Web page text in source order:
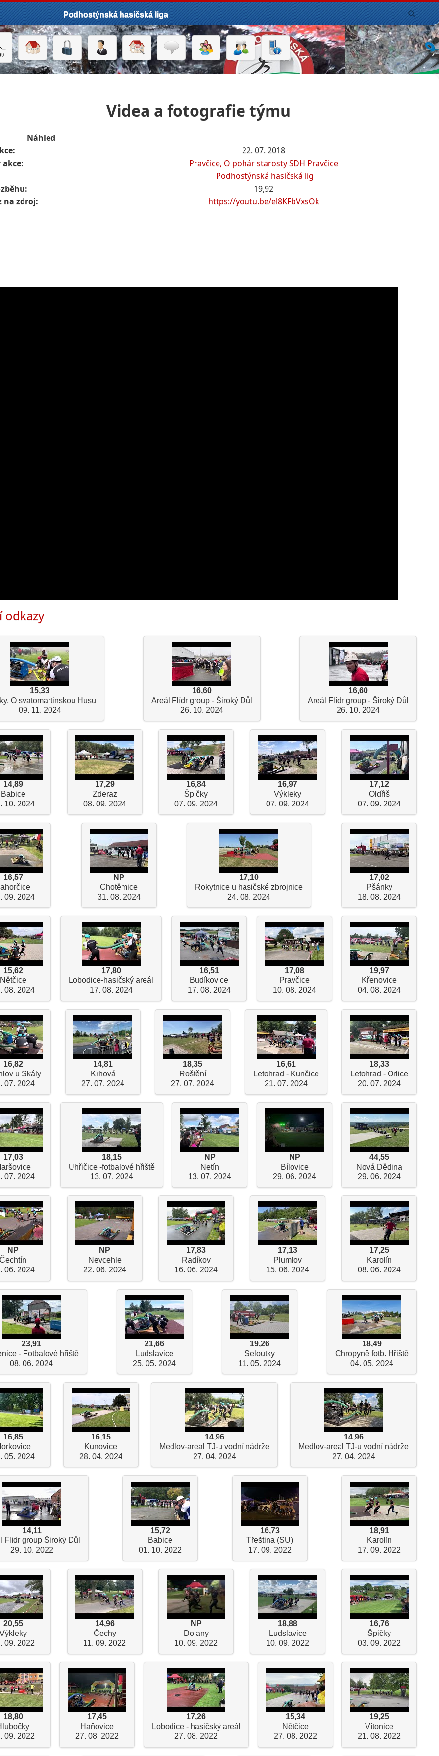
Podhostýnská hasičská liga
Videa a fotografie týmu
Náhled
22. 07. 2018
akce:
Pravčice, O pohár starosty SDH Pravčice
Podhostýnská hasičská lig
19,92
na zdroj:
https://youtu.be/el8KFbVxsOk
odkazy
15,33
O svatomartinskou Husu
09. 11. 2024
16,60
Areál Flídr group - Široký Důl
26. 10. 2024
16,60
Areál Flídr group - Široký Důl
26. 10. 2024
14,89
Babice
10. 2024
17,29
Zderaz
08. 09. 2024
16,84
Špičky
07. 09. 2024
16,97
Výkleky
07. 09. 2024
17,12
Oldřiš
07. 09. 2024
16,57
09. 2024
NP
Chotěmice
31. 08. 2024
17,10
Rokytnice u hasičské zbrojnice
24. 08. 2024
17,02
Pšánky
18. 08. 2024
15,62
Nětčice
08. 2024
17,80
Lobodice-hasičský areál
17. 08. 2024
16,51
Budíkovice
17. 08. 2024
17,08
Pravčice
10. 08. 2024
19,97
Křenovice
04. 08. 2024
16,82
u Skály
07. 2024
14,81
Krhová
27. 07. 2024
18,35
Roštění
27. 07. 2024
16,61
Letohrad - Kunčice
21. 07. 2024
18,33
Letohrad - Orlice
20. 07. 2024
17,03
07. 2024
18,15
Uhřičice -fotbalové hřiště
13. 07. 2024
NP
Netín
13. 07. 2024
NP
Bílovice
29. 06. 2024
44,55
Nová Dědina
29. 06. 2024
NP
Čechtín
06. 2024
NP
Nevcehle
22. 06. 2024
17,83
Radíkov
16. 06. 2024
17,13
Plumlov
15. 06. 2024
17,25
Karolín
08. 06. 2024
23,91
- Fotbalové hřiště
08. 06. 2024
21,66
Ludslavice
25. 05. 2024
19,26
Seloutky
11. 05. 2024
18,49
Chropyně fotb. Hřiště
04. 05. 2024
16,85
05. 2024
16,15
Kunovice
28. 04. 2024
14,96
Medlov-areal TJ-u vodní nádrže
27. 04. 2024
14,96
Medlov-areal TJ-u vodní nádrže
27. 04. 2024
14,11
Flídr group Široký Důl
29. 10. 2022
15,72
Babice
01. 10. 2022
16,73
Třeština (SU)
17. 09. 2022
18,91
Karolín
17. 09. 2022
20,55
09. 2022
14,96
Čechy
11. 09. 2022
NP
Dolany
10. 09. 2022
18,88
Ludslavice
10. 09. 2022
16,76
Špičky
03. 09. 2022
18,80
09. 2022
17,45
Haňovice
27. 08. 2022
17,26
Lobodice - hasičský areál
27. 08. 2022
15,34
Nětčice
27. 08. 2022
19,25
Vítonice
21. 08. 2022